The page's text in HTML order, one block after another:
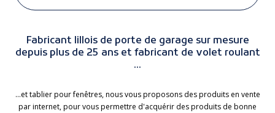
Fabricant lillois de porte de garage sur mesure
depuis plus de 25 ans et fabricant de volet roulant
...
...et tablier pour fenêtres, nous vous proposons des produits en vente
par internet, pour vous permettre d'acquérir des produits de bonne